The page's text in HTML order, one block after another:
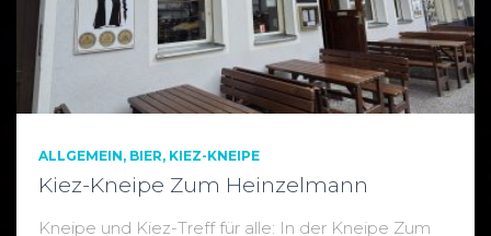
ALLGEMEIN BIER KIEZ-KNEIPE
Kiez-Kneipe Zum Heinzelmann
Kneipe und Kiez-Treff für alle: In der Kneipe Zum